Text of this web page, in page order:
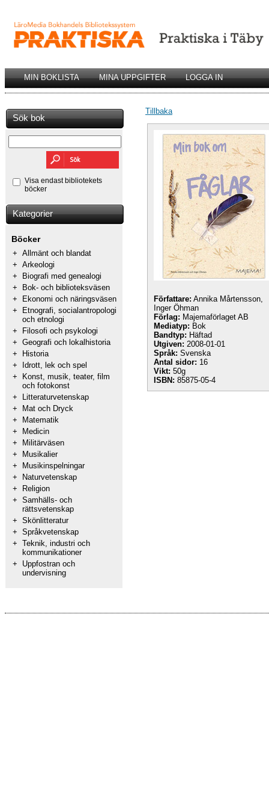
MIN BOKLISTA MINA UPPGIFTER LOGGA IN
Sök bok
Visa endast bibliotekets
böcker
Kategorier
Böcker
+ Allmänt och blandat
+ Arkeologi
+
Biografi med genealogi
+
Bok- och biblioteksväsen
+
Ekonomi och näringsväsen
+
Etnografi, socialantropologi
och etnologi
+
Filosofi och psykologi
+ Geografi och lokalhistoria
+
Historia
+
Idrott, lek och spel
+
Konst, musik, teater, film
och fotokonst
+
Litteraturvetenskap
+
Mat och Dryck
+
Matematik
+
Medicin
+
Militärväsen
+
Musikalier
+
Musikinspelningar
+
Naturvetenskap
+
Religion
+ Samhälls- och
rättsvetenskap
+ Skönlitteratur
+ Språkvetenskap
+ Teknik, industri och
kommunikationer
+
Uppfostran och
undervisning
Tillbaka
Författare: Annika Mårtensson,
Inger Öhman
Förlag: Majemaförlaget AB
Mediatyp: Bok
Bandtyp: Häftad
Utgiven: 2008-01-01
Språk: Svenska
Antal sidor: 16
Vikt: 50g
ISBN: 85875-05-4